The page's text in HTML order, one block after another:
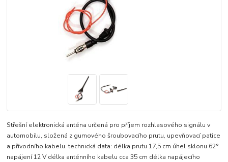
Střešní elektronická anténa určená pro příjem rozhlasového signálu v
automobilu, složená z gumového šroubovacího prutu, upevňovací patice
a přívodního kabelu. technická data: délka prutu 17,5 cm úhel sklonu 62°
napájení 12 V délka anténního kabelu cca 35 cm délka napájecího